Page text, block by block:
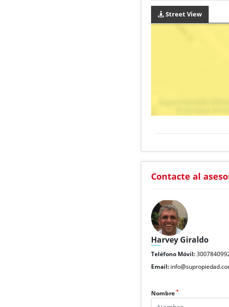
Street View
Contacte al
Harvey Giraldo
Teléfono Móvil:
Email:
Nombre*